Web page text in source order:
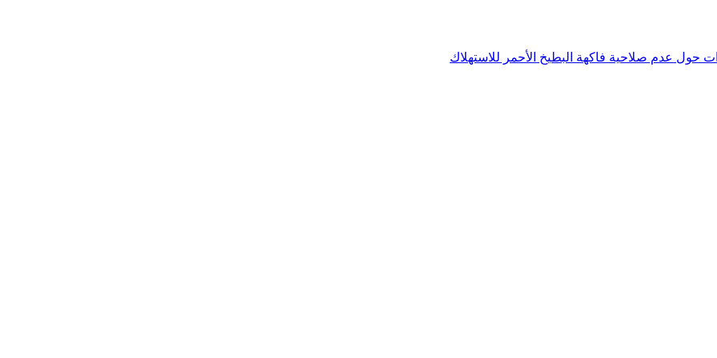
حول عدم صلاحية فاكهة البطيخ الأحمر للاستهلاك